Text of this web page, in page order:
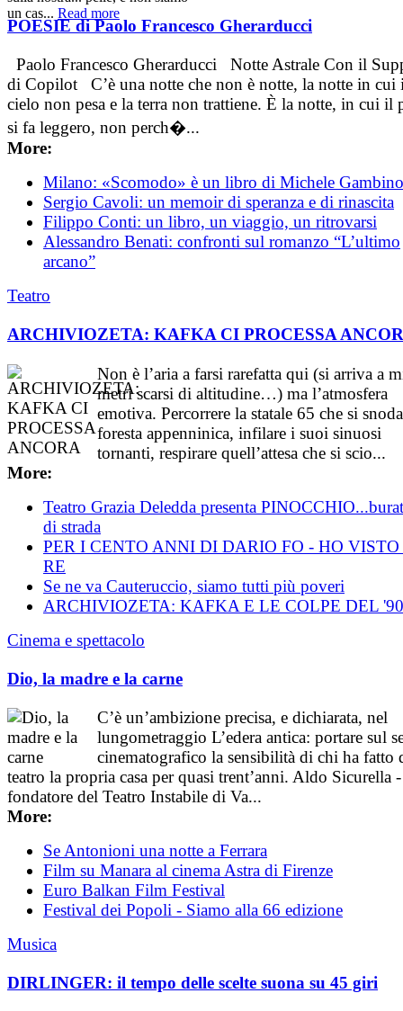
un cas... Read more
POESIE di Paolo Francesco Gherarducci
Paolo Francesco Gherarducci Notte Astrale Con il
di Copilot C’è una notte che non è notte, la notte in cui
cielo non pesa e la terra non trattiene. È la notte, in cui il
si fa leggero, non perch�...
More:
Milano: «Scomodo» è un libro di Michele Gambino
Sergio Cavoli: un memoir di speranza e di rinascita
Filippo Conti: un libro, un viaggio, un ritrovarsi
Alessandro Benati: confronti sul romanzo “L’ultimo
arcano”
Teatro
ARCHIVIOZETA: KAFKA CI PROCESSA
Non è l’aria a farsi rarefatta qui (si arriva a
metri scarsi di altitudine…) ma l’atmosfera
emotiva. Percorrere la statale 65 che si
foresta appenninica, infilare i suoi sinuosi
tornanti, respirare quell’attesa che si scio...
More:
Teatro Grazia Deledda presenta
di strada
PER I CENTO ANNI DI DARIO FO - HO
RE
Se ne va Cauteruccio, siamo tutti più poveri
ARCHIVIOZETA: KAFKA E LE COLPE DEL
Cinema e spettacolo
Dio, la madre e la carne
C’è un’ambizione precisa, e dichiarata, nel
lungometraggio L’edera antica: portare sul
cinematografico la sensibilità di chi ha fatto
teatro la propria casa per quasi trent’anni. Aldo Sicurella -
fondatore del Teatro Instabile di Va...
More:
Se Antonioni una notte a Ferrara
Film su Manara al cinema Astra di Firenze
Euro Balkan Film Festival
Festival dei Popoli - Siamo alla 66 edizione
Musica
DIRLINGER: il tempo delle scelte suona su 45 giri